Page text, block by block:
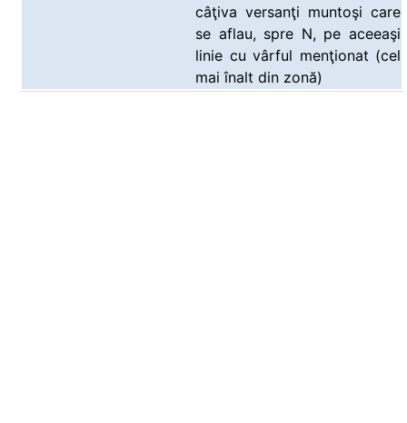
câţiva versanţi muntoşi care
se aflau, spre N, pe aceeaşi
linie cu vârful menţionat (cel
mai înalt din zonă)